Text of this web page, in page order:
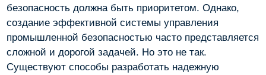
безопасность должна быть приоритетом. Однако,
создание эффективной системы управления
промышленной безопасностью часто представляется
сложной и дорогой задачей. Но это не так.
Существуют способы разработать надежную